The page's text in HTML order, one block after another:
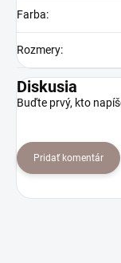
Farba:
Rozmery:
Diskusia
Buďte prvý, kto
Pridať komentár